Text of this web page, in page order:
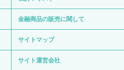
金融商品の販売に関して
サイトマップ
サイト運営会社